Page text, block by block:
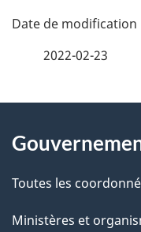
D
i
l
s
2022-02-23
propos
de
ce
Toutes les
Ministères et